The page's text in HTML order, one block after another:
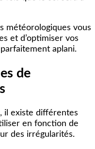
météorologiques vous
et d’optimiser vos
aplani.
de
il existe différentes
en fonction de
des irrégularités.